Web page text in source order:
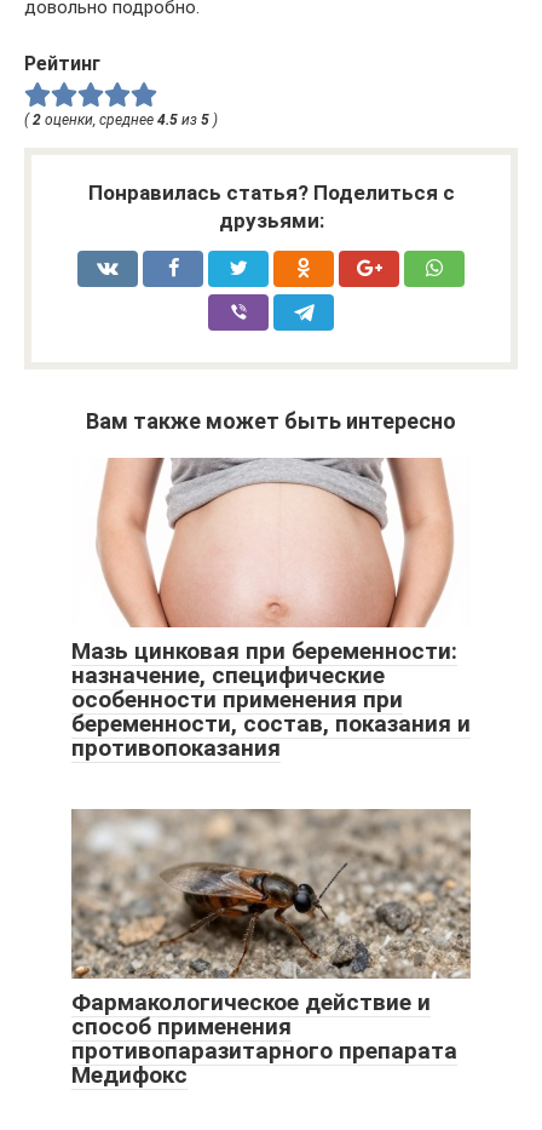
довольно подробно.
Рейтинг
( 2 оценки, среднее 4.5 из 5 )
Понравилась статья? Поделиться с
друзьями:
Вам также может быть интересно
Мазь цинковая при беременности:
назначение, специфические
особенности применения при
беременности, состав, показания и
противопоказания
Фармакологическое действие и
способ применения
противопаразитарного препарата
Медифокс